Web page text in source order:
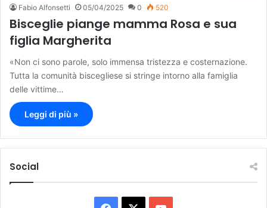
Fabio Alfonsetti 05/04/2025 0 520
Bisceglie piange mamma Rosa e sua
figlia Margherita
«Non ci sono parole, solo immensa tristezza e costernazione.
Tutta la comunità biscegliese si stringe intorno alla famiglia
delle vittime…
Leggi di più »
Social